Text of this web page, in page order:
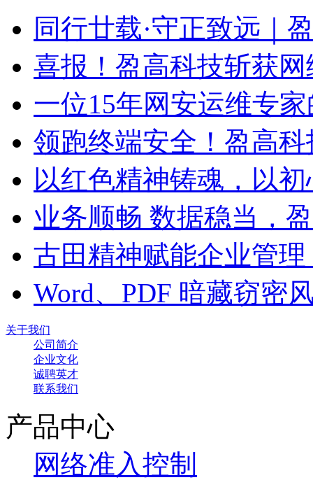
同行廿载·守正致远｜
喜报！盈高科技斩获
一位15年网安运维专
领跑终端安全！盈高
以红色精神铸魂，以
业务顺畅 数据稳当，
古田精神赋能企业管
Word、PDF 暗藏窃密
关于我们
公司简介
企业文化
诚聘英才
联系我们
产品中心
网络准入控制